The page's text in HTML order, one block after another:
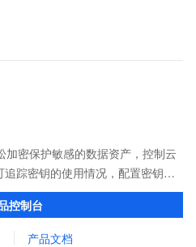
加密保护敏感的数据资产，控制云
踪密钥的使用情况，配置密钥自
所具备的中国国家密码管理局或
规需求。
控制台
产品文档